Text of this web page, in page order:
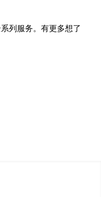
列服务。有更多想了